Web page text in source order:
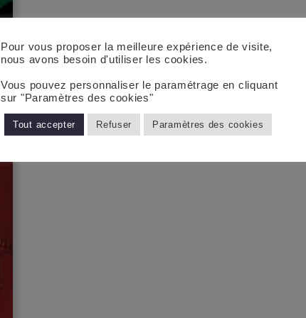
Pour vous proposer la meilleure expérience de visite,
nous avons besoin d'utiliser les cookies.
Vous pouvez personnaliser le paramétrage en cliquant
sur "Paramètres des cookies"
Tout accepter Refuser Paramètres des cookies